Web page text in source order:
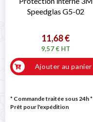
Speedglas G5-02
11,68 €
9,57 € HT
Ajouter au panier
* Commande traitée sous 24h*
Prêt pour l'expédition